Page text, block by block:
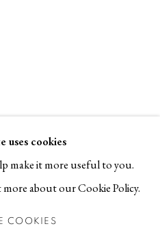
uses cookies
make it more useful to you.
about our Cookie Policy.
COOKIES